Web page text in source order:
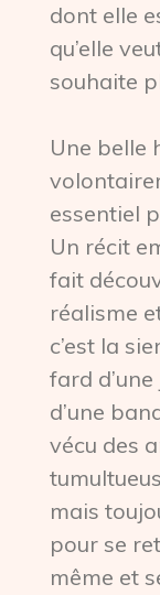
dont elle
qu’elle
souhaite
Une belle
essentiel
Un récit
fait
réalisme
c’est la
fard
d’une
vécu des
mais
pour se
même et